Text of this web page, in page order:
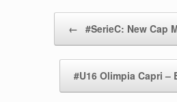
← #SerieC: New Cap
#U16 Olimpia Capri –